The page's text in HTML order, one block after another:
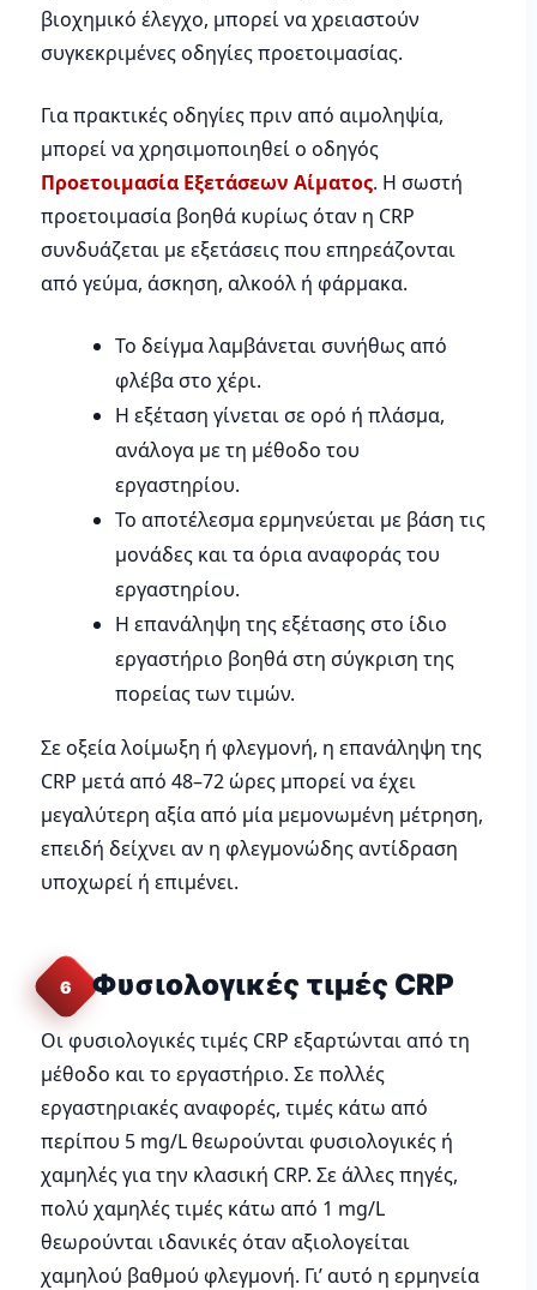
βιοχημικό έλεγχο, μπορεί να χρειαστούν
συγκεκριμένες οδηγίες προετοιμασίας.
Για πρακτικές οδηγίες πριν από αιμοληψία,
μπορεί να χρησιμοποιηθεί ο οδηγός
Προετοιμασία Εξετάσεων Αίματος. Η σωστή
προετοιμασία βοηθά κυρίως όταν η CRP
συνδυάζεται με εξετάσεις που επηρεάζονται
από γεύμα, άσκηση, αλκοόλ ή φάρμακα.
Το δείγμα λαμβάνεται συνήθως από
φλέβα στο χέρι.
Η εξέταση γίνεται σε ορό ή πλάσμα,
ανάλογα με τη μέθοδο του
εργαστηρίου.
Το αποτέλεσμα ερμηνεύεται με βάση τις
μονάδες και τα όρια αναφοράς του
εργαστηρίου.
Η επανάληψη της εξέτασης στο ίδιο
εργαστήριο βοηθά στη σύγκριση της
πορείας των τιμών.
Σε οξεία λοίμωξη ή φλεγμονή, η επανάληψη της
CRP μετά από 48–72 ώρες μπορεί να έχει
μεγαλύτερη αξία από μία μεμονωμένη μέτρηση,
επειδή δείχνει αν η φλεγμονώδης αντίδραση
υποχωρεί ή επιμένει.
6 Φυσιολογικές τιμές CRP
Οι φυσιολογικές τιμές CRP εξαρτώνται από τη
μέθοδο και το εργαστήριο. Σε πολλές
εργαστηριακές αναφορές, τιμές κάτω από
περίπου 5 mg/L θεωρούνται φυσιολογικές ή
χαμηλές για την κλασική CRP. Σε άλλες πηγές,
πολύ χαμηλές τιμές κάτω από 1 mg/L
θεωρούνται ιδανικές όταν αξιολογείται
χαμηλού βαθμού φλεγμονή. Γι’ αυτό η ερμηνεία